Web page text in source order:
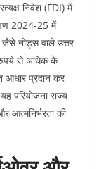
निवेश (FDI) में
2024-25 में
नोड्स वाले उत्तर
रुपये से अधिक के
आधार प्रदान कर
परियोजना राज्य
आत्मनिर्भरता की